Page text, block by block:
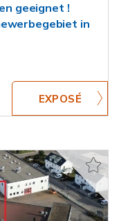
geeignet !
in